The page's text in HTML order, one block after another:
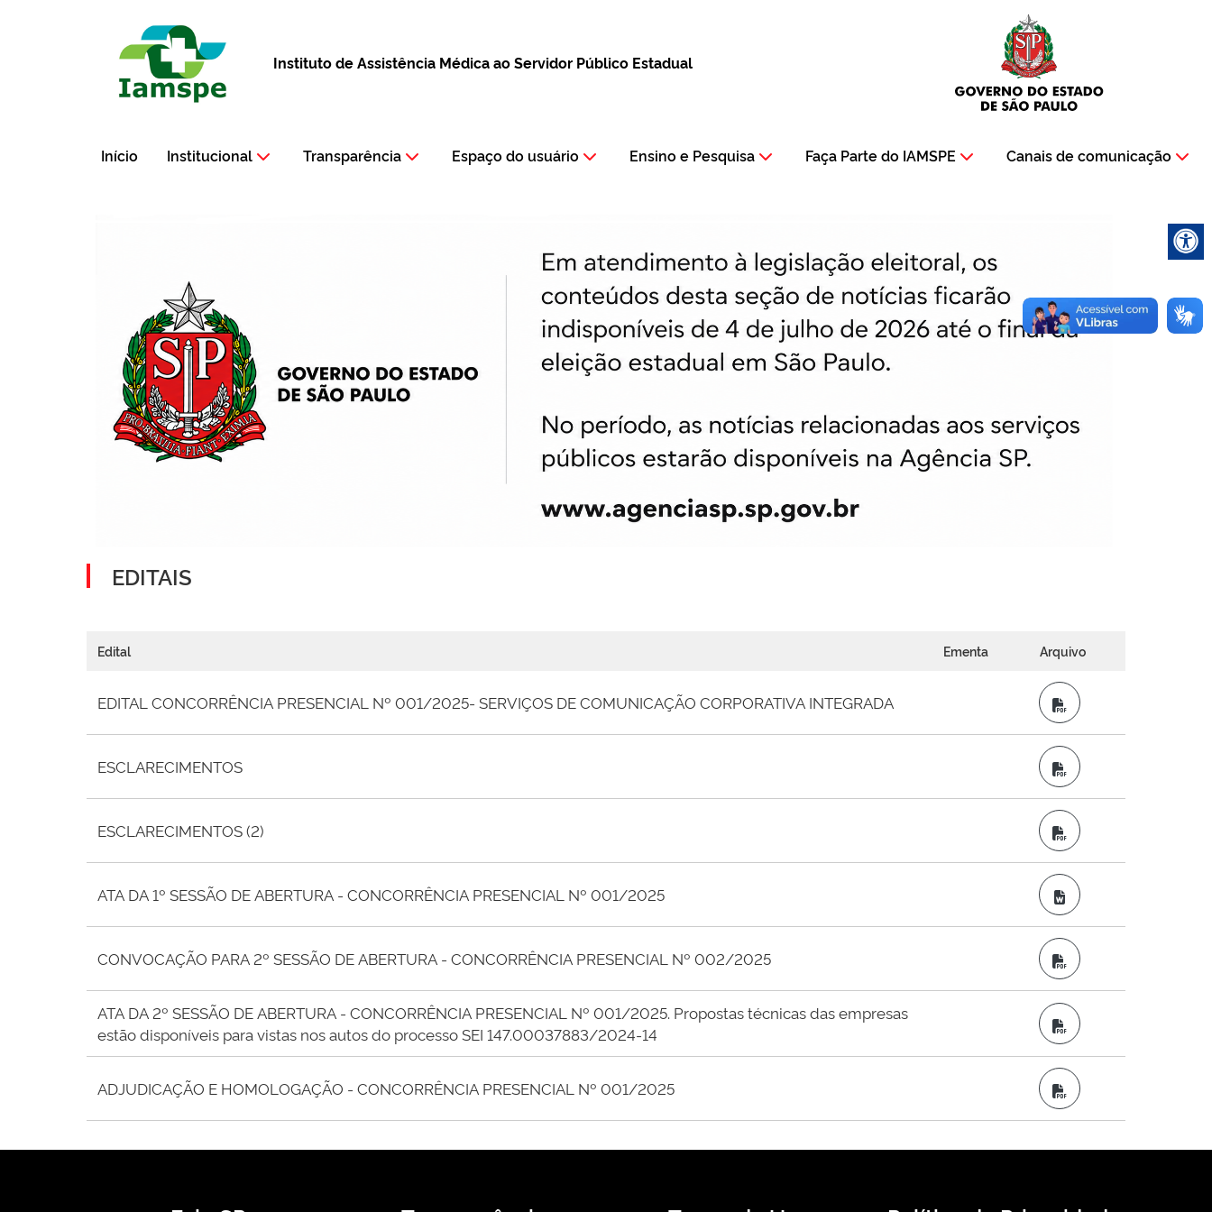
Instituto de Assistência Médica ao Servidor Público Estadual
Início Institucional Transparência Espaço do usuário Ensino e Pesquisa Faça Parte do IAMSPE Canais de comunicação
EDITAIS
Edital Ementa Arquivo
EDITAL CONCORRÊNCIA PRESENCIAL Nº 001/2025- SERVIÇOS DE COMUNICAÇÃO CORPORATIVA INTEGRADA PDF
ESCLARECIMENTOS PDF
ESCLARECIMENTOS (2) PDF
ATA DA 1º SESSÃO DE ABERTURA - CONCORRÊNCIA PRESENCIAL Nº 001/2025 Word
CONVOCAÇÃO PARA 2º SESSÃO DE ABERTURA - CONCORRÊNCIA PRESENCIAL Nº 002/2025 PDF
ATA DA 2º SESSÃO DE ABERTURA - CONCORRÊNCIA PRESENCIAL Nº 001/2025. Propostas técnicas das empresas
estão disponíveis para vistas nos autos do processo SEI 147.00037883/2024-14
PDF
ADJUDICAÇÃO E HOMOLOGAÇÃO - CONCORRÊNCIA PRESENCIAL Nº 001/2025 PDF